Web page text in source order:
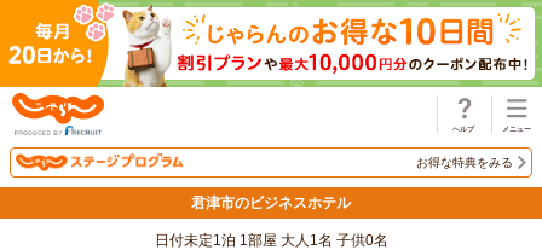
お得な特典をみる
君津市のビジネスホテル
日付未定1泊 1部屋 大人1名 子供0名